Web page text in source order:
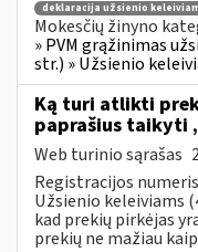
deklaracija užsienio
Mokesčių žinyno
» PVM grąžinimas
str.) » Užsienio
Ką turi atlikti
paprašius taikyti
Web turinio sąrašas
Registracijos
Užsienio keleiviams
kad prekių pirkėjas
prekių ne mažiau kaip